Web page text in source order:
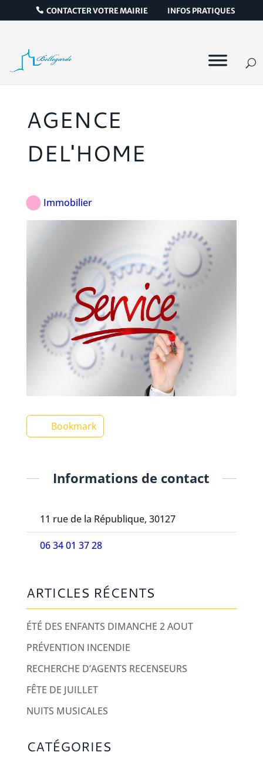
CONTACTER VOTRE MAIRIE INFOS PRATIQUES
AGENCE
DEL'HOME
Immobilier
Bookmark
Informations de contact
11 rue de la République, 30127
06 34 01 37 28
ARTICLES RÉCENTS
ÉTÉ DES ENFANTS DIMANCHE 2 AOUT
PRÉVENTION INCENDIE
RECHERCHE D’AGENTS RECENSEURS
FÊTE DE JUILLET
NUITS MUSICALES
CATÉGORIES